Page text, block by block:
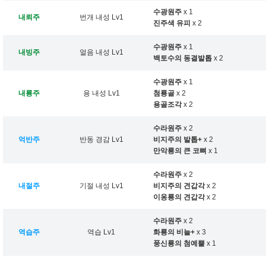
내뢰주 번개 내성 Lv1
수광원주 x 1
진주색 유피 x 2
내빙주 얼음 내성 Lv1
수광원주 x 1
백토수의 동결발톱 x 2
내룡주 용 내성 Lv1
수광원주 x 1
첨룡골 x 2
용골조각x 2
억반주 반동 경감 Lv1
수라원주 x 2
비지주의 발톱+ x 2
만악룡의 큰 코뼈 x 1
내절주 기절 내성 Lv1
수라원주 x 2
비지주의 견갑각x 2
이옹룡의 견갑각x 2
역습주 역습 Lv1
수라원주 x 2
화룡의 비늘+ x 3
풍신룡의 첨예뿔 x 1